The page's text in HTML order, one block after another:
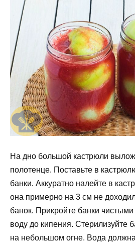
На дно большой кастрюли
полотенце. Поставьте в
банки. Аккуратно налейте в
она примерно на 3 см не
банок. Прикройте банки
воду до кипения. Стерилизуйте
на небольшом огне. Вода должна